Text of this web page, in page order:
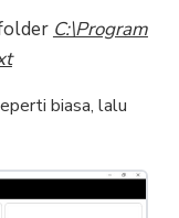
C:\Program
biasa, lalu